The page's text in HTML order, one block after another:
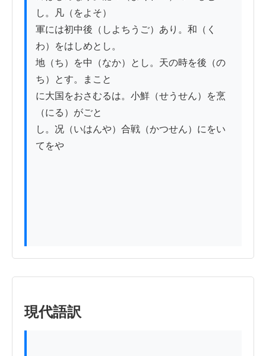
し。凡（をよそ）
軍には初中後（しよちうご）あり。和（く
わ）をはしめとし。
地（ち）を中（なか）とし。天の時を後（の
ち）とす。まこと
に大国をおさむるは。小鮮（せうせん）を烹
（にる）がごと
し。况（いはんや）合戦（かつせん）にをい
てをや
現代語訳